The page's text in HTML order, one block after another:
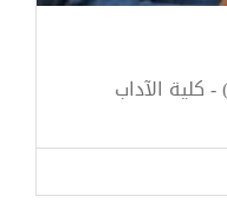
كلية الآداب